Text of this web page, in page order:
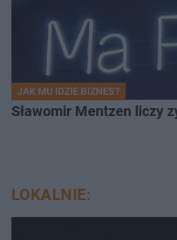
JAK MU IDZIE BIZNES?
Sławomir Mentzen liczy
LOKALNIE: